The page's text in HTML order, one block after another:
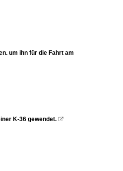
um ihn für die Fahrt am
K-36 gewendet. 